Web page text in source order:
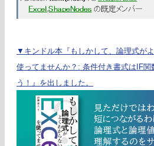
▼キンドル本『もしかして、論理式が
使ってませんか？: 条件付き書式はIF関
う！』を出しました。